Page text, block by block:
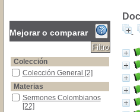
Mejorar o comparar
Colección
Colección General
Colección General [2]
Materias
Sermones Colombianos
Sermones Colombianos
[22]